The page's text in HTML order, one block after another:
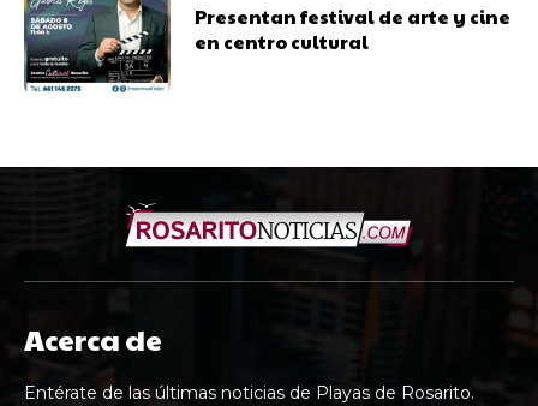
Presentan festival de arte y cine
en centro cultural
Acerca de
Entérate de las últimas noticias de Playas de Rosarito.